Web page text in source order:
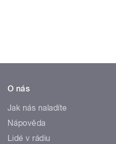
O nás
Jak nás naladíte
Nápověda
Lidé v rádiu